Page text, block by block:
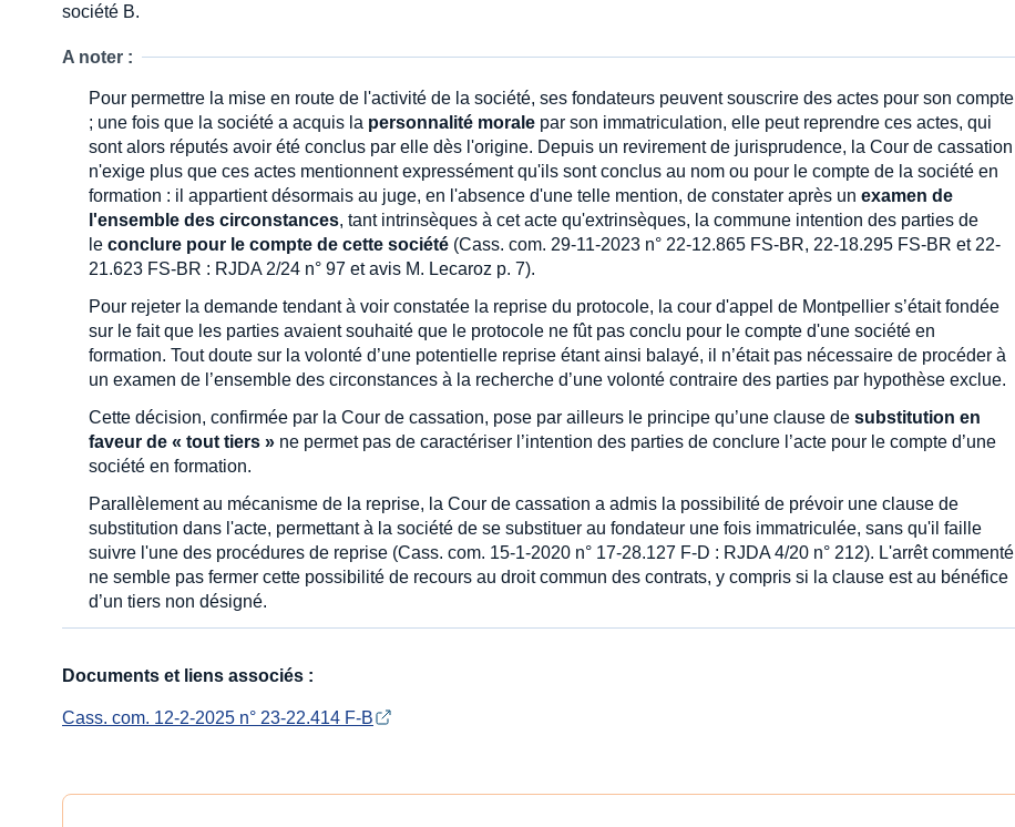
société B.
A noter :
Pour permettre la mise en route de l'activité de la société, ses fondateurs peuvent souscrire des actes pour son compte
; une fois que la société a acquis la personnalité morale par son immatriculation, elle peut reprendre ces actes, qui
sont alors réputés avoir été conclus par elle dès l'origine. Depuis un revirement de jurisprudence, la Cour de cassation
n'exige plus que ces actes mentionnent expressément qu'ils sont conclus au nom ou pour le compte de la société en
formation : il appartient désormais au juge, en l'absence d'une telle mention, de constater après un examen de
l'ensemble des circonstances, tant intrinsèques à cet acte qu'extrinsèques, la commune intention des parties de
le conclure pour le compte de cette société (Cass. com. 29-11-2023 n° 22-12.865 FS-BR, 22-18.295 FS-BR et 22-
21.623 FS-BR : RJDA 2/24 n° 97 et avis M. Lecaroz p. 7).
Pour rejeter la demande tendant à voir constatée la reprise du protocole, la cour d'appel de Montpellier s’était fondée
sur le fait que les parties avaient souhaité que le protocole ne fût pas conclu pour le compte d'une société en
formation. Tout doute sur la volonté d’une potentielle reprise étant ainsi balayé, il n’était pas nécessaire de procéder à
un examen de l’ensemble des circonstances à la recherche d’une volonté contraire des parties par hypothèse exclue.
Cette décision, confirmée par la Cour de cassation, pose par ailleurs le principe qu’une clause de substitution en
faveur de « tout tiers » ne permet pas de caractériser l’intention des parties de conclure l’acte pour le compte d’une
société en formation.
Parallèlement au mécanisme de la reprise, la Cour de cassation a admis la possibilité de prévoir une clause de
substitution dans l'acte, permettant à la société de se substituer au fondateur une fois immatriculée, sans qu'il faille
suivre l'une des procédures de reprise (Cass. com. 15-1-2020 n° 17-28.127 F-D : RJDA 4/20 n° 212). L'arrêt commenté
ne semble pas fermer cette possibilité de recours au droit commun des contrats, y compris si la clause est au bénéfice
d’un tiers non désigné.
Documents et liens associés :
Cass. com. 12-2-2025 n° 23-22.414 F-B